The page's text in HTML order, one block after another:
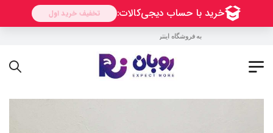
به فروشگاه اینترنتی روبان خوش آمدید !